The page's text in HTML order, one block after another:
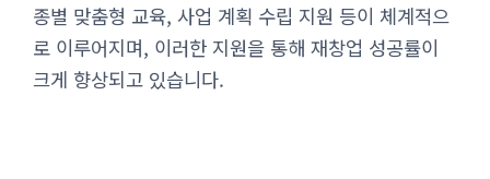
종별 맞춤형 교육, 사업 계획 수립 지원 등이 체계적으
로 이루어지며, 이러한 지원을 통해 재창업 성공률이
크게 향상되고 있습니다.